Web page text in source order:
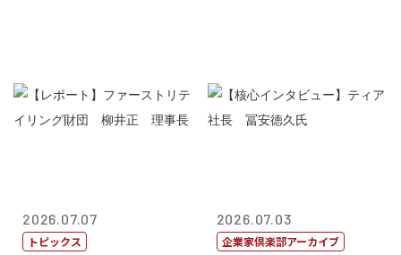
2026.07.07
トピックス
2026.07.03
企業家倶楽部アーカイブ